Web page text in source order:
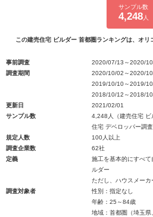
サンプル数
4,248人
この建売住宅 ビルダー 首都圏ランキングは、オリ
事前調査
2020/07/13～2020/
調査期間
2020/10/02～2020/
2019/10/10～2019/
2018/10/12～2018/
更新日
2021/02/01
サンプル数
4,248人（建売住宅 ビ
住宅 デベロッパー調
規定人数
100人以上
調査企業数
62社
定義
施工を基本的にすべ
ルダー
ただし、ハウスメー
調査対象者
性別：指定なし
年齢：25～84歳
地域：首都圏（埼玉県